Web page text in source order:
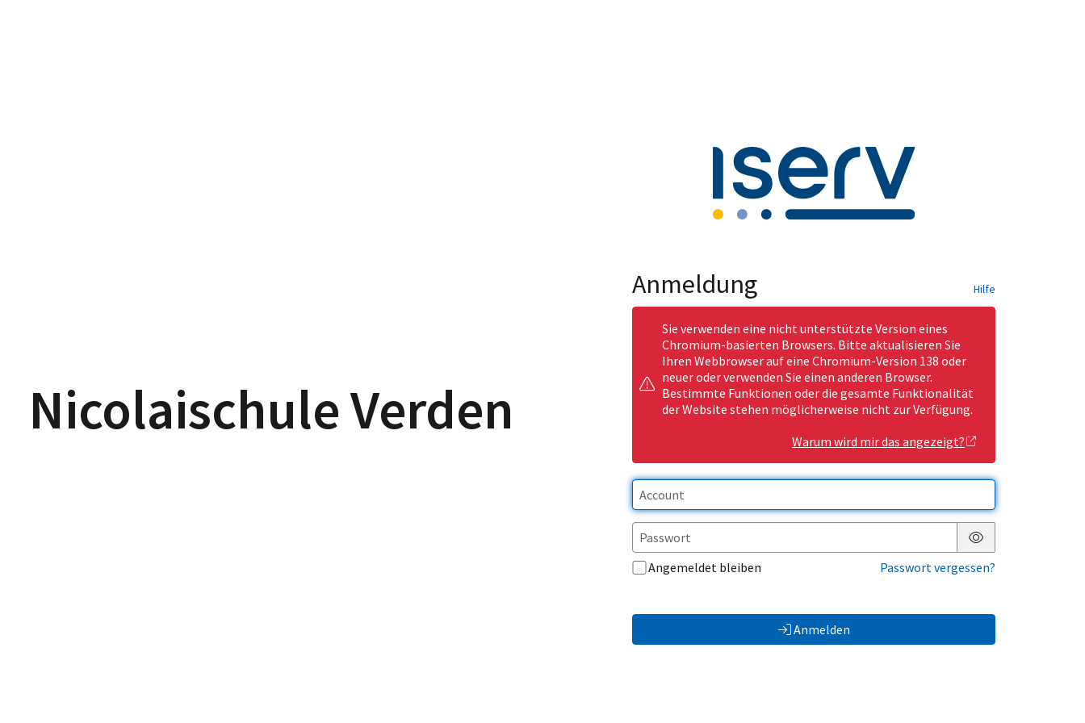
Nicolaischule Verden
Anmeldung Hilfe
Sie verwenden eine nicht unterstützte Version eines
Chromium-basierten Browsers. Bitte aktualisieren Sie
Ihren Webbrowser auf eine Chromium-Version 138 oder
neuer oder verwenden Sie einen anderen Browser.
Bestimmte Funktionen oder die gesamte Funktionalität
der Website stehen möglicherweise nicht zur Verfügung.
Warum wird mir das angezeigt?
Passwort anzeigen
Angemeldet bleiben
Passwort vergessen?
Anmelden